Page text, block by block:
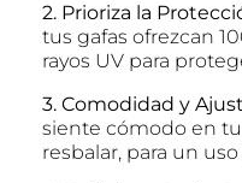
2. Prioriza la
tus gafas ofrezcan
rayos UV para
3. Comodidad y
siente cómodo en
resbalar, para un